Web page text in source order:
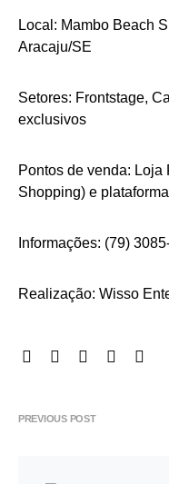
Local: Mambo Beach
Aracaju/SE
Setores: Frontstage,
exclusivos
Pontos de venda: Loja
Shopping) e
Informações: (79)
Realização: Wisso
PREVIOUS POST